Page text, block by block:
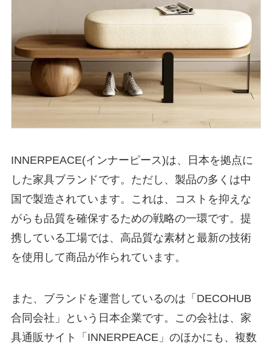
INNERPEACE(インナーピース)は、日本を拠点に
した家具ブランドです。ただし、製品の多くは中
国で製造されています。これは、コストを抑えな
がらも品質を確保するための戦略の一環です。提
携している工場では、高品質な素材と最新の技術
を使用して商品が作られています。
また、ブランドを運営しているのは「DECOHUB
合同会社」という日本企業です。この会社は、家
具通販サイト「INNERPEACE」のほかにも、複数